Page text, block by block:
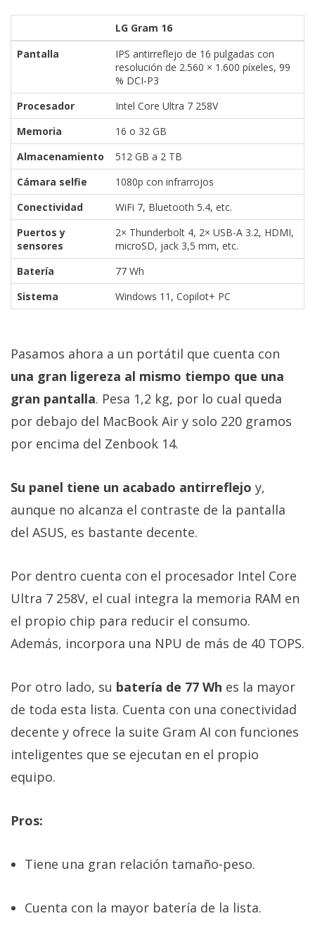
LG Gram 16
Pantalla
IPS antirreflejo de 16 pulgadas con
resolución de 2.560 × 1.600 píxeles, 99
% DCI-P3
Procesador
Intel Core Ultra 7 258V
Memoria
16 o 32 GB
Almacenamiento
512 GB a 2 TB
Cámara selfie
1080p con infrarrojos
Conectividad
WiFi 7, Bluetooth 5.4, etc.
Puertos y
sensores
2× Thunderbolt 4, 2× USB-A 3.2, HDMI,
microSD, jack 3,5 mm, etc.
Batería
77 Wh
Sistema
Windows 11, Copilot+ PC
Pasamos ahora a un portátil que cuenta con
una gran ligereza al mismo tiempo que una
gran pantalla. Pesa 1,2 kg, por lo cual queda
por debajo del MacBook Air y solo 220 gramos
por encima del Zenbook 14.
Su panel tiene un acabado antirreflejo y,
aunque no alcanza el contraste de la pantalla
del ASUS, es bastante decente.
Por dentro cuenta con el procesador Intel Core
Ultra 7 258V, el cual integra la memoria RAM en
el propio chip para reducir el consumo.
Además, incorpora una NPU de más de 40 TOPS.
Por otro lado, su batería de 77 Wh es la mayor
de toda esta lista. Cuenta con una conectividad
decente y ofrece la suite Gram AI con funciones
inteligentes que se ejecutan en el propio
equipo.
Pros:
Tiene una gran relación tamaño-peso.
Cuenta con la mayor batería de la lista.